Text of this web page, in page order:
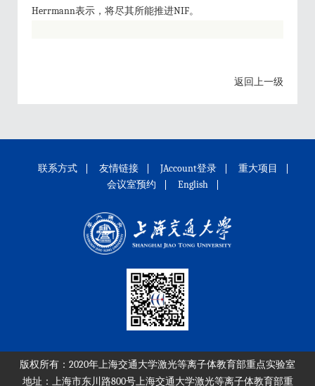
Herrmann表示，将尽其所能推进NIF。
返回上一级
联系方式 友情链接 JAccount登录
重大项目
会议室预约
English
版权所有：2020年上海交通大学激光等离子体教育部重点实验室
地址： 上海市东川路800号上海交通大学激光等离子体教育部重